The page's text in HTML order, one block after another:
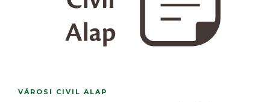
VÁROSI CIVIL ALAP